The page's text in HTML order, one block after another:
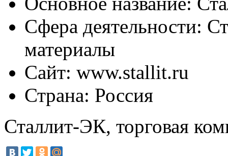
Сфера деятельности:
материалы
Сайт: www.stallit.ru
Страна: Россия
Сталлит-ЭК, торговая